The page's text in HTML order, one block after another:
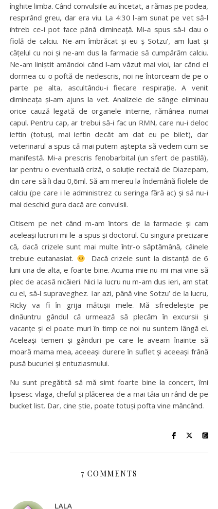
înghite limba. Când convulsiile au încetat, a rămas pe podea,
respirând greu, dar era viu. La 4:30 l-am sunat pe vet să-l
întreb ce-i pot face până dimineață. Mi-a spus să-i dau o
fiolă de calciu. Ne-am îmbrăcat și eu ș Sotzu’, am luat și
cățelul cu noi și ne-am dus la farmacie să cumpărăm calciu.
Ne-am liniștit amândoi când l-am văzut mai vioi, iar când el
dormea cu o poftă de nedescris, noi ne întorceam de pe o
parte pe alta, ascultându-i fiecare respirație. A venit
dimineața și-am ajuns la vet. Analizele de sânge eliminau
orice cauză legată de organele interne, rămânea numai
capul. Pentru cap, ar trebui să-i fac un RMN, care nu-i deloc
ieftin (totuși, mai ieftin decât am dat eu pe bilet), dar
veterinarul a spus că mai putem aștepta să vedem cum se
manifestă. Mi-a prescris fenobarbital (un sfert de pastilă),
iar pentru o eventuală criză, o soluție rectală de Diazepam,
din care să îi dau 0,6ml. Să am mereu la îndemână fiolele de
calciu (pe care i le administrez cu seringa fără ac) și să nu-i
mai deschid gura dacă are convulsii.
Citisem pe net când m-am întors de la farmacie și cam
aceleași lucruri mi le-a spus și doctorul. Cu singura precizare
că, dacă crizele sunt mai multe într-o săptămână, câinele
trebuie eutanasiat.
Dacă crizele sunt la distanță de 6
luni una de alta, e foarte bine. Acuma mie nu-mi mai vine să
plec de acasă nicăieri. Nici la lucru nu m-am dus ieri, am stat
cu el, să-l supraveghez. Iar azi, până vine Sotzu’ de la lucru,
Ricky va fi în grija mătușii mele. Mă sfredelește pe
dinăuntru gândul că urmează să plecăm în excursii și
vacanțe și el poate muri în timp ce noi nu suntem lângă el.
Aceleași temeri și gânduri pe care le aveam înainte să
moară mama mea, aceeași durere în suflet și aceeași frână
pusă bucuriei și entuziasmului.
Nu sunt pregătită să mă simt foarte bine la concert, îmi
lipsesc vlaga, cheful și plăcerea de a mai tăia un rând de pe
bucket list. Dar, cine știe, poate totuși pofta vine mâncând.
7 COMMENTS
LALA